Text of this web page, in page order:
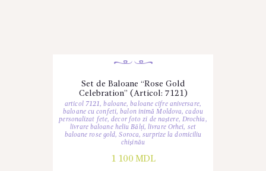
Set de Baloane “Rose Gold
Celebration” (Articol: 7121)
articol 7121,baloane,baloane cifre aniversare,
baloane cu confeti,balon inimă Moldova,cadou
personalizat fete,decor foto zi de naștere, Drochia,
livrare baloane heliu Bălți,livrare Orhei, set
baloane rose gold,Soroca,surprize la domiciliu
chișinău
1 100 MDL